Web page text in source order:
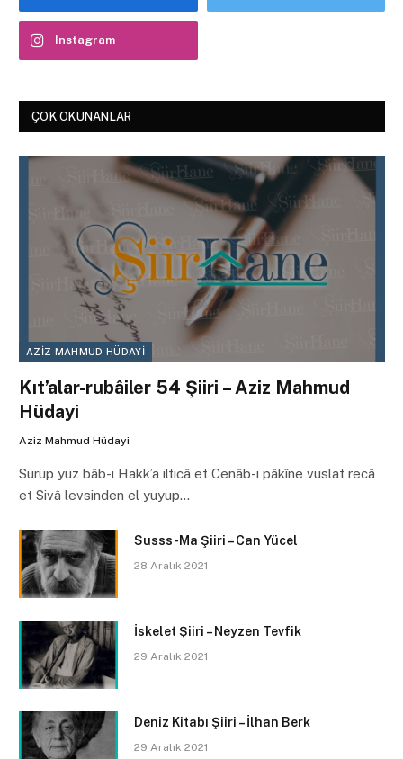
Instagram
ÇOK OKUNANLAR
AZIZ MAHMUD HÜDAYI
Kıt’alar-rubâiler 54 Şiiri – Aziz Mahmud
Hüdayi
Aziz Mahmud Hüdayi
Sürüp yüz bâb-ı Hakk’a ilticâ et Cenâb-ı pâkîne vuslat recâ
et Sivâ levsinden el yuyup…
Susss-Ma Şiiri – Can Yücel
28 Aralık 2021
İskelet Şiiri – Neyzen Tevfik
29 Aralık 2021
Deniz Kitabı Şiiri – İlhan Berk
29 Aralık 2021